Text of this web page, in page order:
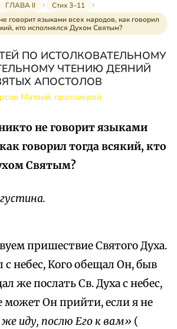
ГЛАВА II
Стих 3–11
говорит языками всех народов, как говорил
кто исполнялся Духом Святым?
ПО ИСТОЛКОВАТЕЛЬНОМУ
ЧТЕНИЮ ДЕЯНИЙ
АПОСТОЛОВ
Матвей, протоиерей
не говорит языками
говорил тогда всякий, кто
Святым?
пришествие Святого Духа.
с небес, Кого обещал Он, быв
же послать Св. Духа с небес,
может Он прийти, если я не
иду, послю Его к вам» (